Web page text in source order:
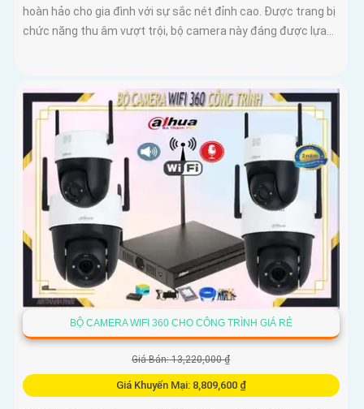
hoàn hảo cho gia đình với sự sắc nét đỉnh cao. Được trang bị
chức năng thu âm vượt trội, bộ camera này đáng được lựa...
BỘ CAMERA WIFI 360 CHO CÔNG TRÌNH GIÁ RẺ
Giá Bán: 13,220,000 ₫
Giá Khuyến Mại: 8,809,600 ₫